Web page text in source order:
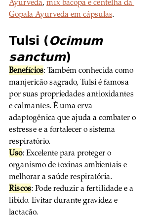
Ayurveda, mix bacopa e centelha da
Gopala Ayurveda em cápsulas.
Tulsi (Ocimum
sanctum)
Benefícios: Também conhecida como
manjericão sagrado, Tulsi é famosa
por suas propriedades antioxidantes
e calmantes. É uma erva
adaptogênica que ajuda a combater o
estresse e a fortalecer o sistema
respiratório.
Uso: Excelente para proteger o
organismo de toxinas ambientais e
melhorar a saúde respiratória.
Riscos: Pode reduzir a fertilidade e a
libido. Evitar durante gravidez e
lactação.